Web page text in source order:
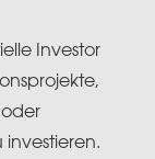
Investor
investieren.